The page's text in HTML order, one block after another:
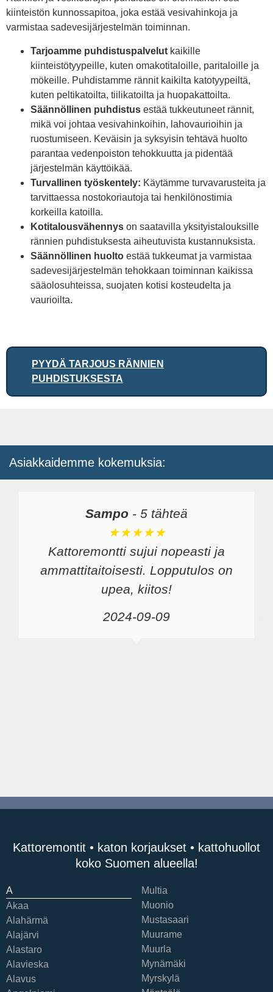
kiinteistön kunnossapitoa, joka estää vesivahinkoja ja
varmistaa sadevesijärjestelmän toiminnan.
Tarjoamme puhdistuspalvelut kaikille
kiinteistötyypeille, kuten omakotitaloille, paritaloille ja
mökeille. Puhdistamme rännit kaikilta katotyypeiltä,
kuten peltikatoilta, tiilikatoilta ja huopakattoilta.
Säännöllinen puhdistus estää tukkeutuneet rännit,
mikä voi johtaa vesivahinkoihin, lahovaurioihin ja
ruostumiseen. Keväisin ja syksyisin tehtävä huolto
parantaa vedenpoiston tehokkuutta ja pidentää
järjestelmän käyttöikää.
Turvallinen työskentely: Käytämme turvavarusteita ja
tarvittaessa nostokoriautoja tai henkilönostimia
korkeilla katoilla.
Kotitalousvähennys on saatavilla yksityistalouksille
rännien puhdistuksesta aiheutuvista kustannuksista.
Säännöllinen huolto estää tukkeumat ja varmistaa
sadevesijärjestelmän tehokkaan toiminnan kaikissa
sääolosuhteissa, suojaten kotisi kosteudelta ja
vaurioilta.
PYYDÄ TARJOUS RÄNNIEN
PUHDISTUKSESTA
Asiakkaidemme kokemuksia:
Sampo - 5 tähteä
★★★★★
Kattoremontti sujui nopeasti ja
ammattitaitoisesti. Lopputulos on
upea, kiitos!
2024-09-09
Kattoremontit • katon korjaukset • kattohuollot
koko Suomen alueella!
A
Akaa
Alahärmä
Alajärvi
Alastaro
Alavieska
Alavus
Multia
Muonio
Mustasaari
Muurame
Muurla
Mynämäki
Myrskylä